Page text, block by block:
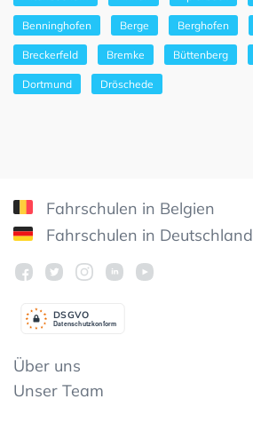
Benninghofen Berge Berghofen
Breckerfeld Bremke Büttenberg
Dortmund Dröschede
Fahrschulen in Belgien
Fahrschulen in Deutschland
Datenschutzkonform
DSGVO
Über uns
Unser Team